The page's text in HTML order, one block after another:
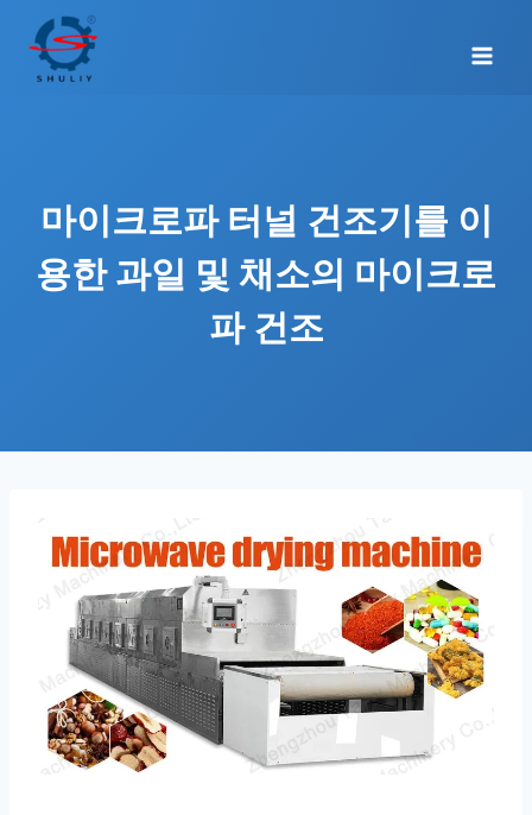
content
마이크로파 터널 건조기를 이
용한 과일 및 채소의 마이크로
파 건조